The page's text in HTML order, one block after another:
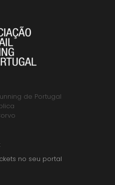
de Portugal
no seu portal